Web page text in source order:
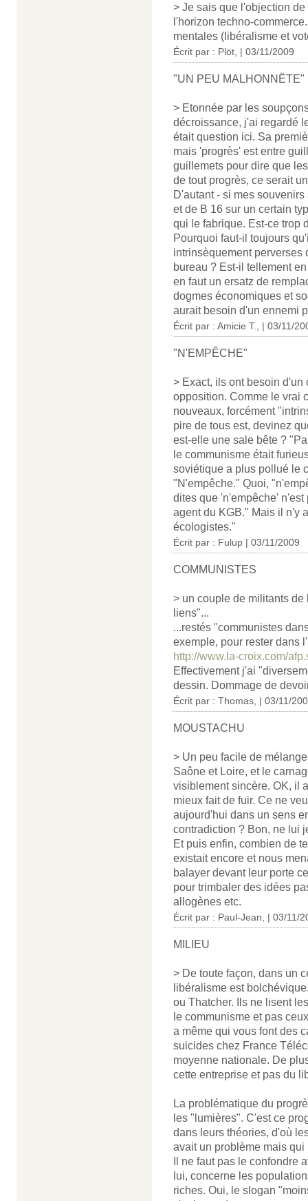
> Je sais que l'objection
l'horizon techno-
mentales (libéralisme et
Écrit par : Plöt, | 03/11/2009
"UN PEU MALHONNËTE"
> Etonnée par les
décroissance, j'ai regardé
était question ici. Sa
mais 'progrès' est entre
guillemets pour dire que
de tout progrès, ce serait
D'autant - si mes
et de B 16 sur un certain
qui le fabrique. Est-ce trop
Pourquoi faut-il toujours
intrinsèquement perverses
bureau ? Est-il tellement
en faut un ersatz de
dogmes économiques et
aurait besoin d'un ennemi
Écrit par : Amicie T., | 03/11/
"N'EMPÊCHE"
> Exact, ils ont besoin d'un
opposition. Comme le vrai
nouveaux, forcément
pire de tous est, devinez
est-elle une sale bête ?
le communisme était
soviétique a plus pollué le
"N'empêche." Quoi,
dites que 'n'empêche'
agent du KGB." Mais il n'y
écologistes."
Écrit par : Fulup | 03/11/2009
COMMUNISTES
> un couple de militants
liens"...
...restés "communistes
exemple, pour rester dans
http://www.la-croix.com/
Effectivement j'ai
dessin. Dommage de
Écrit par : Thomas, | 03/11/
MOUSTACHU
> Un peu facile de
Saône et Loire, et le
visiblement sincère. OK, il
mieux fait de fuir. Ce ne
aujourd'hui dans un sens
contradiction ? Bon, ne lui
Et puis enfin, combien de
existait encore et nous
balayer devant leur porte
pour trimbaler des idées
allogènes etc.
Écrit par : Paul-Jean, | 03/11/
MILIEU
> De toute façon, dans un
libéralisme est
ou Thatcher. Ils ne lisent
le communisme et pas
a même qui vous font des
suicides chez France
moyenne nationale. De
cette entreprise et pas du
La problématique du
les "lumières". C'est ce
dans leurs théories, d'où
avait un problème mais
Il ne faut pas le confondre
lui, concerne les
riches. Oui, le slogan